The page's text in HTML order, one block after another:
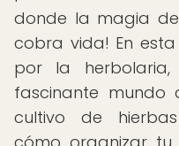
donde la magia
cobra vida! En
por la herbolaria,
fascinante
cultivo de hierbas